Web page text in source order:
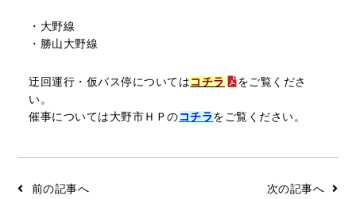
リアルタイムバス位置＆時刻表
検索
路線検索
・大野線
・勝山大野線
迂回運行・仮バス停については コチラ
をご覧くださ
い。
催事については大野市ＨＰの コチラをご覧ください。
前の記事へ 次の記事へ